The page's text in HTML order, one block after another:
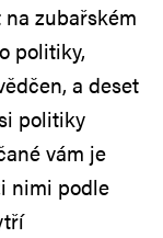
zubařském
politiky,
a deset
politiky
vám je
nimi podle